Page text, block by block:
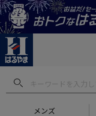
メンズ